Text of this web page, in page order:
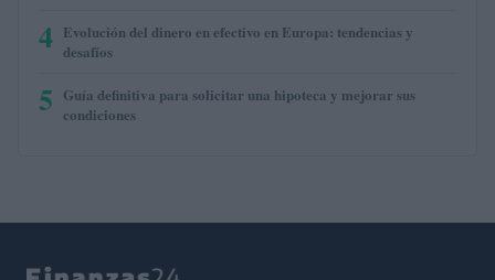
4 Evolución del dinero en efectivo en Europa: tendencias y
desafíos
5 Guía definitiva para solicitar una hipoteca y mejorar sus
condiciones